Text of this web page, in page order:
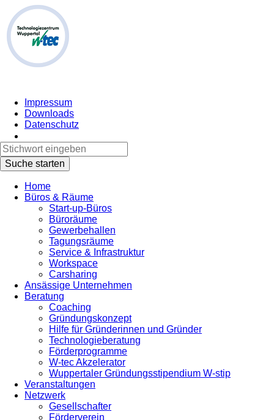
Impressum
Downloads
Datenschutz
Home
Büros & Räume
Start-up-Büros
Büroräume
Gewerbehallen
Tagungsräume
Service & Infrastruktur
Workspace
Carsharing
Ansässige Unternehmen
Beratung
Coaching
Gründungskonzept
Hilfe für Gründerinnen und Gründer
Technologieberatung
Förderprogramme
W-tec Akzelerator
Wuppertaler Gründungsstipendium W-stip
Veranstaltungen
Netzwerk
Gesellschafter
Förderverein